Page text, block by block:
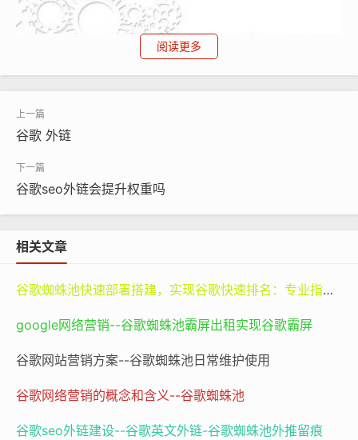
值得注意的是，外链的质量远比数量重要。一条来自权威
网站（如Forbes、TechCrunch、BBC等）的外链，其权
因此，企业在制定外链策略时，应优先考虑“质量优先、循
序渐进”的原则，避免陷入“数量陷阱”。此外，外链的锚文
键词，否则可能被谷歌识别为“黑帽SEO”手段。
阅读更多
谷歌 外链
谷歌seo外链会提升权重吗
相关文章
谷歌蜘蛛池快速部署搭建，实现谷歌快速排名：专业指南与谷神SEO的价值
google网络营销--谷歌蜘蛛池霸屏出租实现谷歌霸屏
谷歌网站营销方案--谷歌蜘蛛池日常维护使用
谷歌网络营销的概念和含义--谷歌蜘蛛池
谷歌seo外链建设--谷歌英文外链-谷歌蜘蛛池外推留痕